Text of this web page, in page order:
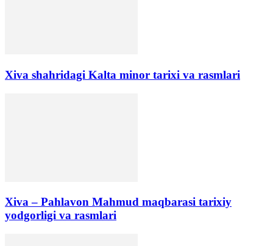
Xiva shahridagi Kalta minor tarixi va rasmlari
Xiva – Pahlavon Mahmud maqbarasi tarixiy
yodgorligi va rasmlari